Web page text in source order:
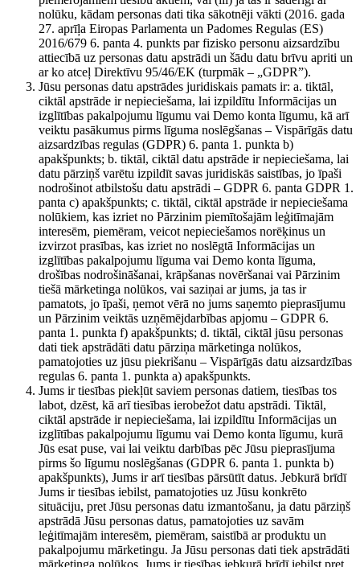
nolūku, kādam personas dati tika sākotnēji vākti (2016. gada
27. aprīļa Eiropas Parlamenta un Padomes Regulas (ES)
2016/679 6. panta 4. punkts par fizisko personu aizsardzību
attiecībā uz personas datu apstrādi un šādu datu brīvu apriti un
ar ko atceļ Direktīvu 95/46/EK (turpmāk – „GDPR”).
Jūsu personas datu apstrādes juridiskais pamats ir: a. tiktāl,
ciktāl apstrāde ir nepieciešama, lai izpildītu Informācijas un
izglītības pakalpojumu līgumu vai Demo konta līgumu, kā arī
veiktu pasākumus pirms līguma noslēgšanas – Vispārīgās datu
aizsardzības regulas (GDPR) 6. panta 1. punkta b)
apakšpunkts; b. tiktāl, ciktāl datu apstrāde ir nepieciešama, lai
datu pārziņš varētu izpildīt savas juridiskās saistības, jo īpaši
nodrošinot atbilstošu datu apstrādi – GDPR 6. panta GDPR 1.
panta c) apakšpunkts; c. tiktāl, ciktāl apstrāde ir nepieciešama
nolūkiem, kas izriet no Pārzinim piemītošajām leģitīmajām
interesēm, piemēram, veicot nepieciešamos norēķinus un
izvirzot prasības, kas izriet no noslēgtā Informācijas un
izglītības pakalpojumu līguma vai Demo konta līguma,
drošības nodrošināšanai, krāpšanas novēršanai vai Pārzinim
tiešā mārketinga nolūkos, vai saziņai ar jums, ja tas ir
pamatots, jo īpaši, ņemot vērā no jums saņemto pieprasījumu
un Pārzinim veiktās uzņēmējdarbības apjomu – GDPR 6.
panta 1. punkta f) apakšpunkts; d. tiktāl, ciktāl jūsu personas
dati tiek apstrādāti datu pārziņa mārketinga nolūkos,
pamatojoties uz jūsu piekrišanu – Vispārīgās datu aizsardzības
regulas 6. panta 1. punkta a) apakšpunkts.
Jums ir tiesības piekļūt saviem personas datiem, tiesības tos
labot, dzēst, kā arī tiesības ierobežot datu apstrādi. Tiktāl,
ciktāl apstrāde ir nepieciešama, lai izpildītu Informācijas un
izglītības pakalpojumu līgumu vai Demo konta līgumu, kurā
Jūs esat puse, vai lai veiktu darbības pēc Jūsu pieprasījuma
pirms šo līgumu noslēgšanas (GDPR 6. panta 1. punkta b)
apakšpunkts), Jums ir arī tiesības pārsūtīt datus. Jebkurā brīdī
Jums ir tiesības iebilst, pamatojoties uz Jūsu konkrēto
situāciju, pret Jūsu personas datu izmantošanu, ja datu pārziņš
apstrādā Jūsu personas datus, pamatojoties uz savām
leģitīmajām interesēm, piemēram, saistībā ar produktu un
pakalpojumu mārketingu. Ja Jūsu personas dati tiek apstrādāti
mārketinga nolūkos, Jums ir tiesības jebkurā brīdī iebilst pret